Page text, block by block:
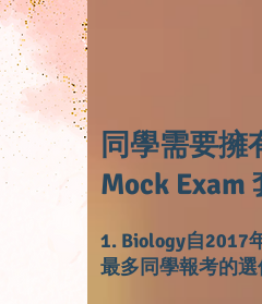
同學需要擁
Mock Exam
1. Biology自2017
最多同學報考的